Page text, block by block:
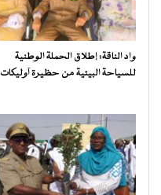
واد الناقة: إطلاق الحملة الوطنية
للسياحة البيئية من حظيرة آوليكات